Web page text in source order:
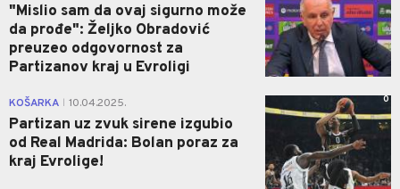
"Mislio sam da ovaj sigurno može
da prođe": Željko Obradović
preuzeo odgovornost za
Partizanov kraj u Evroligi
KOŠARKA 10.04.2025.
Partizan uz zvuk sirene izgubio
od Real Madrida: Bolan poraz za
kraj Evrolige!
0